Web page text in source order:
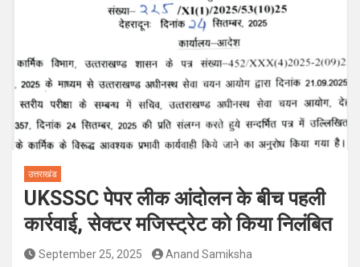
पदों पर होगा चयन
विश्व संस्कृत दिवस से पूर्व, उत्तराखण्ड ने वैश्विक स्तर पर संस्कृत के प्रसार
को दिया नया आयाम
उत्तराखंड
UKSSSC पेपर लीक आंदोलन के बीच पहली
कार्रवाई, सेक्टर मजिस्ट्रेट को किया निलंबित
September 25, 2025
Anand Samiksha